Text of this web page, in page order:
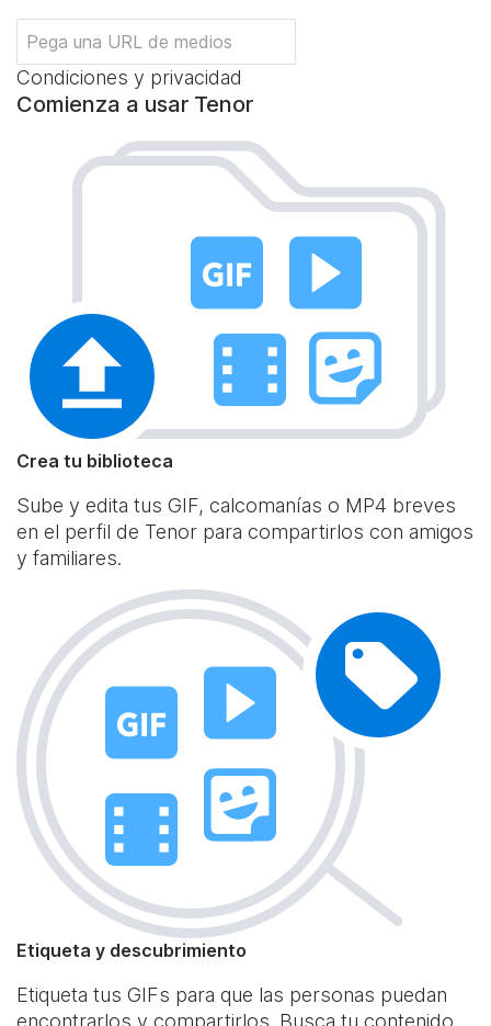
Condiciones y privacidad
Comienza a usar Tenor
Crea tu biblioteca
Sube y edita tus GIF, calcomanías o MP4 breves
en el perfil de Tenor para compartirlos con amigos
y familiares.
Etiqueta y descubrimiento
Etiqueta tus GIFs para que las personas puedan
encontrarlos y compartirlos. Busca tu contenido